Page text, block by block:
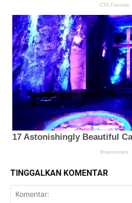
TINGGALKAN KOMENTAR